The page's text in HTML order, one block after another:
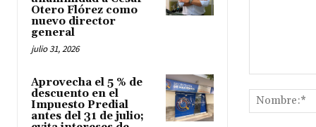
Otero Flórez como
nuevo director
general
julio 31, 2026
Aprovecha el 5 % de
descuento en el
Impuesto Predial
antes del 31 de julio;